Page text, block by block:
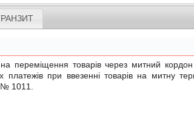
товарів через митний кордон
платежiв при ввезеннi товарiв на митну
№ 1011